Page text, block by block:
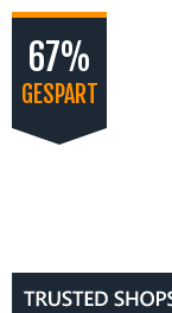
67%
GESPART